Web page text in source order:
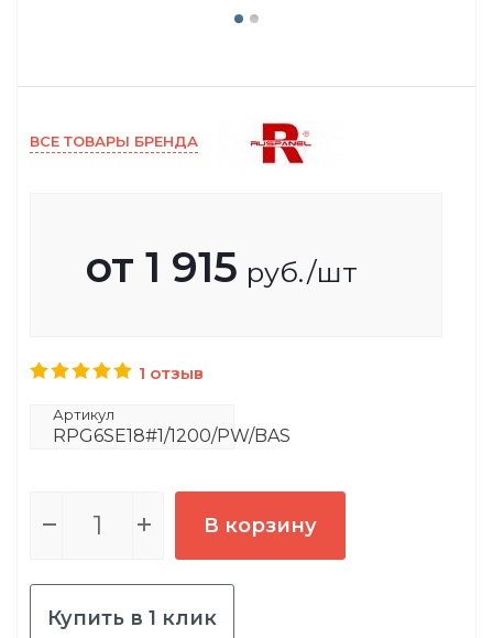
ВСЕ ТОВАРЫ БРЕНДА
от 1 915 руб./шт
1 отзыв
Артикул
RPG6SE18#1/1200/PW/BAS
В корзину
Купить в 1 клик